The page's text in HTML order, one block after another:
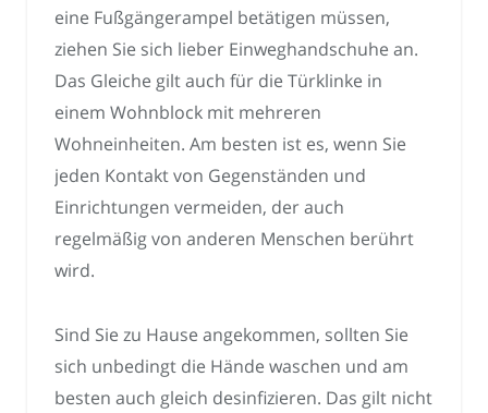
eine Fußgängerampel betätigen müssen,
ziehen Sie sich lieber Einweghandschuhe an.
Das Gleiche gilt auch für die Türklinke in
einem Wohnblock mit mehreren
Wohneinheiten. Am besten ist es, wenn Sie
jeden Kontakt von Gegenständen und
Einrichtungen vermeiden, der auch
regelmäßig von anderen Menschen berührt
wird.
Sind Sie zu Hause angekommen, sollten Sie
sich unbedingt die Hände waschen und am
besten auch gleich desinfizieren. Das gilt nicht